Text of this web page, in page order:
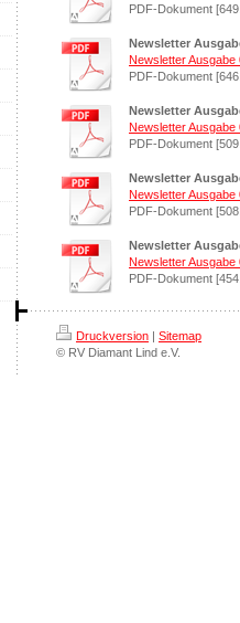
PDF-Dokument
Newsletter
Newsletter Ausgabe
PDF-Dokument
Newsletter
Newsletter Ausgabe
PDF-Dokument
Newsletter
Newsletter Ausgabe
PDF-Dokument
Newsletter
Newsletter Ausgabe
PDF-Dokument
Druckversion | Sitemap
© RV Diamant Lind e.V.